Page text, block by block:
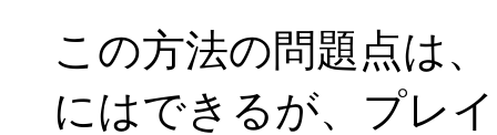
この方法の問題点は
にはできるが、プレ